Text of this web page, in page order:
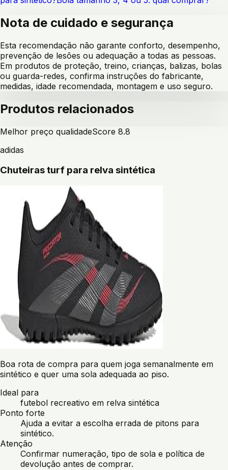
Nota de cuidado e segurança
Esta recomendação não garante conforto, desempenho,
prevenção de lesões ou adequação a todas as pessoas.
Em produtos de proteção, treino, crianças, balizas, bolas
ou guarda-redes, confirma instruções do fabricante,
medidas, idade recomendada, montagem e uso seguro.
Produtos relacionados
Melhor preço qualidadeScore 8.8
adidas
Chuteiras turf para relva sintética
Boa rota de compra para quem joga semanalmente em
sintético e quer uma sola adequada ao piso.
Ideal para
futebol recreativo em relva sintética
Ponto forte
Ajuda a evitar a escolha errada de pitons para
sintético.
Atenção
Confirmar numeração, tipo de sola e política de
devolução antes de comprar.